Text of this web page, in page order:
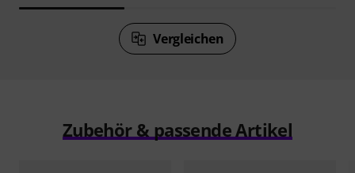
Vergleichen
Zubehör & passende Artikel